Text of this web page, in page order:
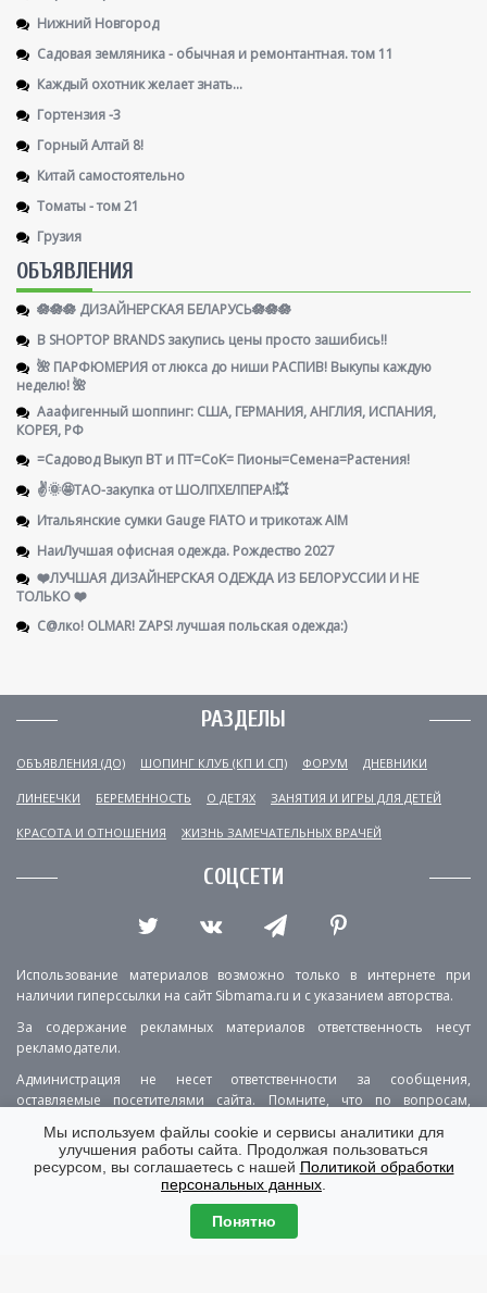
Нижний Новгород
Садовая земляника - обычная и ремонтантная. том 11
Каждый охотник желает знать...
Гортензия -3
Горный Алтай 8!
Китай самостоятельно
Томаты - том 21
Грузия
ОБЪЯВЛЕНИЯ
🪷🪷🪷 ДИЗАЙНЕРСКАЯ БЕЛАРУСЬ🪷🪷🪷
В SHOPTOP BRANDS закупись цены просто зашибись!!
🌺 ПАРФЮМЕРИЯ от люкса до ниши РАСПИВ! Выкупы каждую
неделю! 🌺
Ааафигенный шоппинг: США, ГЕРМАНИЯ, АНГЛИЯ, ИСПАНИЯ,
КОРЕЯ, РФ
=Садовод Выкуп ВТ и ПТ=СоК= Пионы=Семена=Растения!
✌️🌞🤩ТАО-закупка от ШОЛПХЕЛПЕРА!💥
Итальянские сумки Gauge FIATO и трикотаж AIM
НаиЛучшая офисная одежда. Рождество 2027
❤️ЛУЧШАЯ ДИЗАЙНЕРСКАЯ ОДЕЖДА ИЗ БЕЛОРУССИИ И НЕ
ТОЛЬКО ❤️
С@лко! OLMAR! ZAPS! лучшая польская одежда:)
РАЗДЕЛЫ
ОБЪЯВЛЕНИЯ (ДО) ШОПИНГ КЛУБ (КП И СП) ФОРУМ ДНЕВНИКИ
ЛИНЕЕЧКИ БЕРЕМЕННОСТЬ О ДЕТЯХ ЗАНЯТИЯ И ИГРЫ ДЛЯ ДЕТЕЙ
КРАСОТА И ОТНОШЕНИЯ ЖИЗНЬ ЗАМЕЧАТЕЛЬНЫХ ВРАЧЕЙ
СОЦСЕТИ
Использование материалов возможно только в интернете при
наличии гиперссылки на сайт Sibmama.ru и с указанием авторства.
За содержание рекламных материалов ответственность несут
рекламодатели.
Администрация не несет ответственности за сообщения,
оставляемые посетителями сайта. Помните, что по вопросам,
РЕКЛАМА О ПРОЕКТЕ
КОНТАКТЫ
ПОЛИТИКА КОНФИДЕНЦИАЛЬНОСТИ
ВЕРСИЯ ДЛЯ КОМПЬЮТЕРА
Мы используем файлы cookie и сервисы аналитики для
улучшения работы сайта. Продолжая пользоваться
ресурсом, вы соглашаетесь с нашей Политикой обработки
персональных данных
Понятно